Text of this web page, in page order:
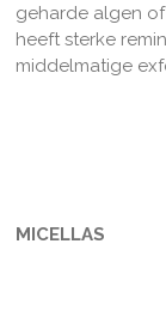
geharde algen
heeft sterke
middelmatige
MICELLAS